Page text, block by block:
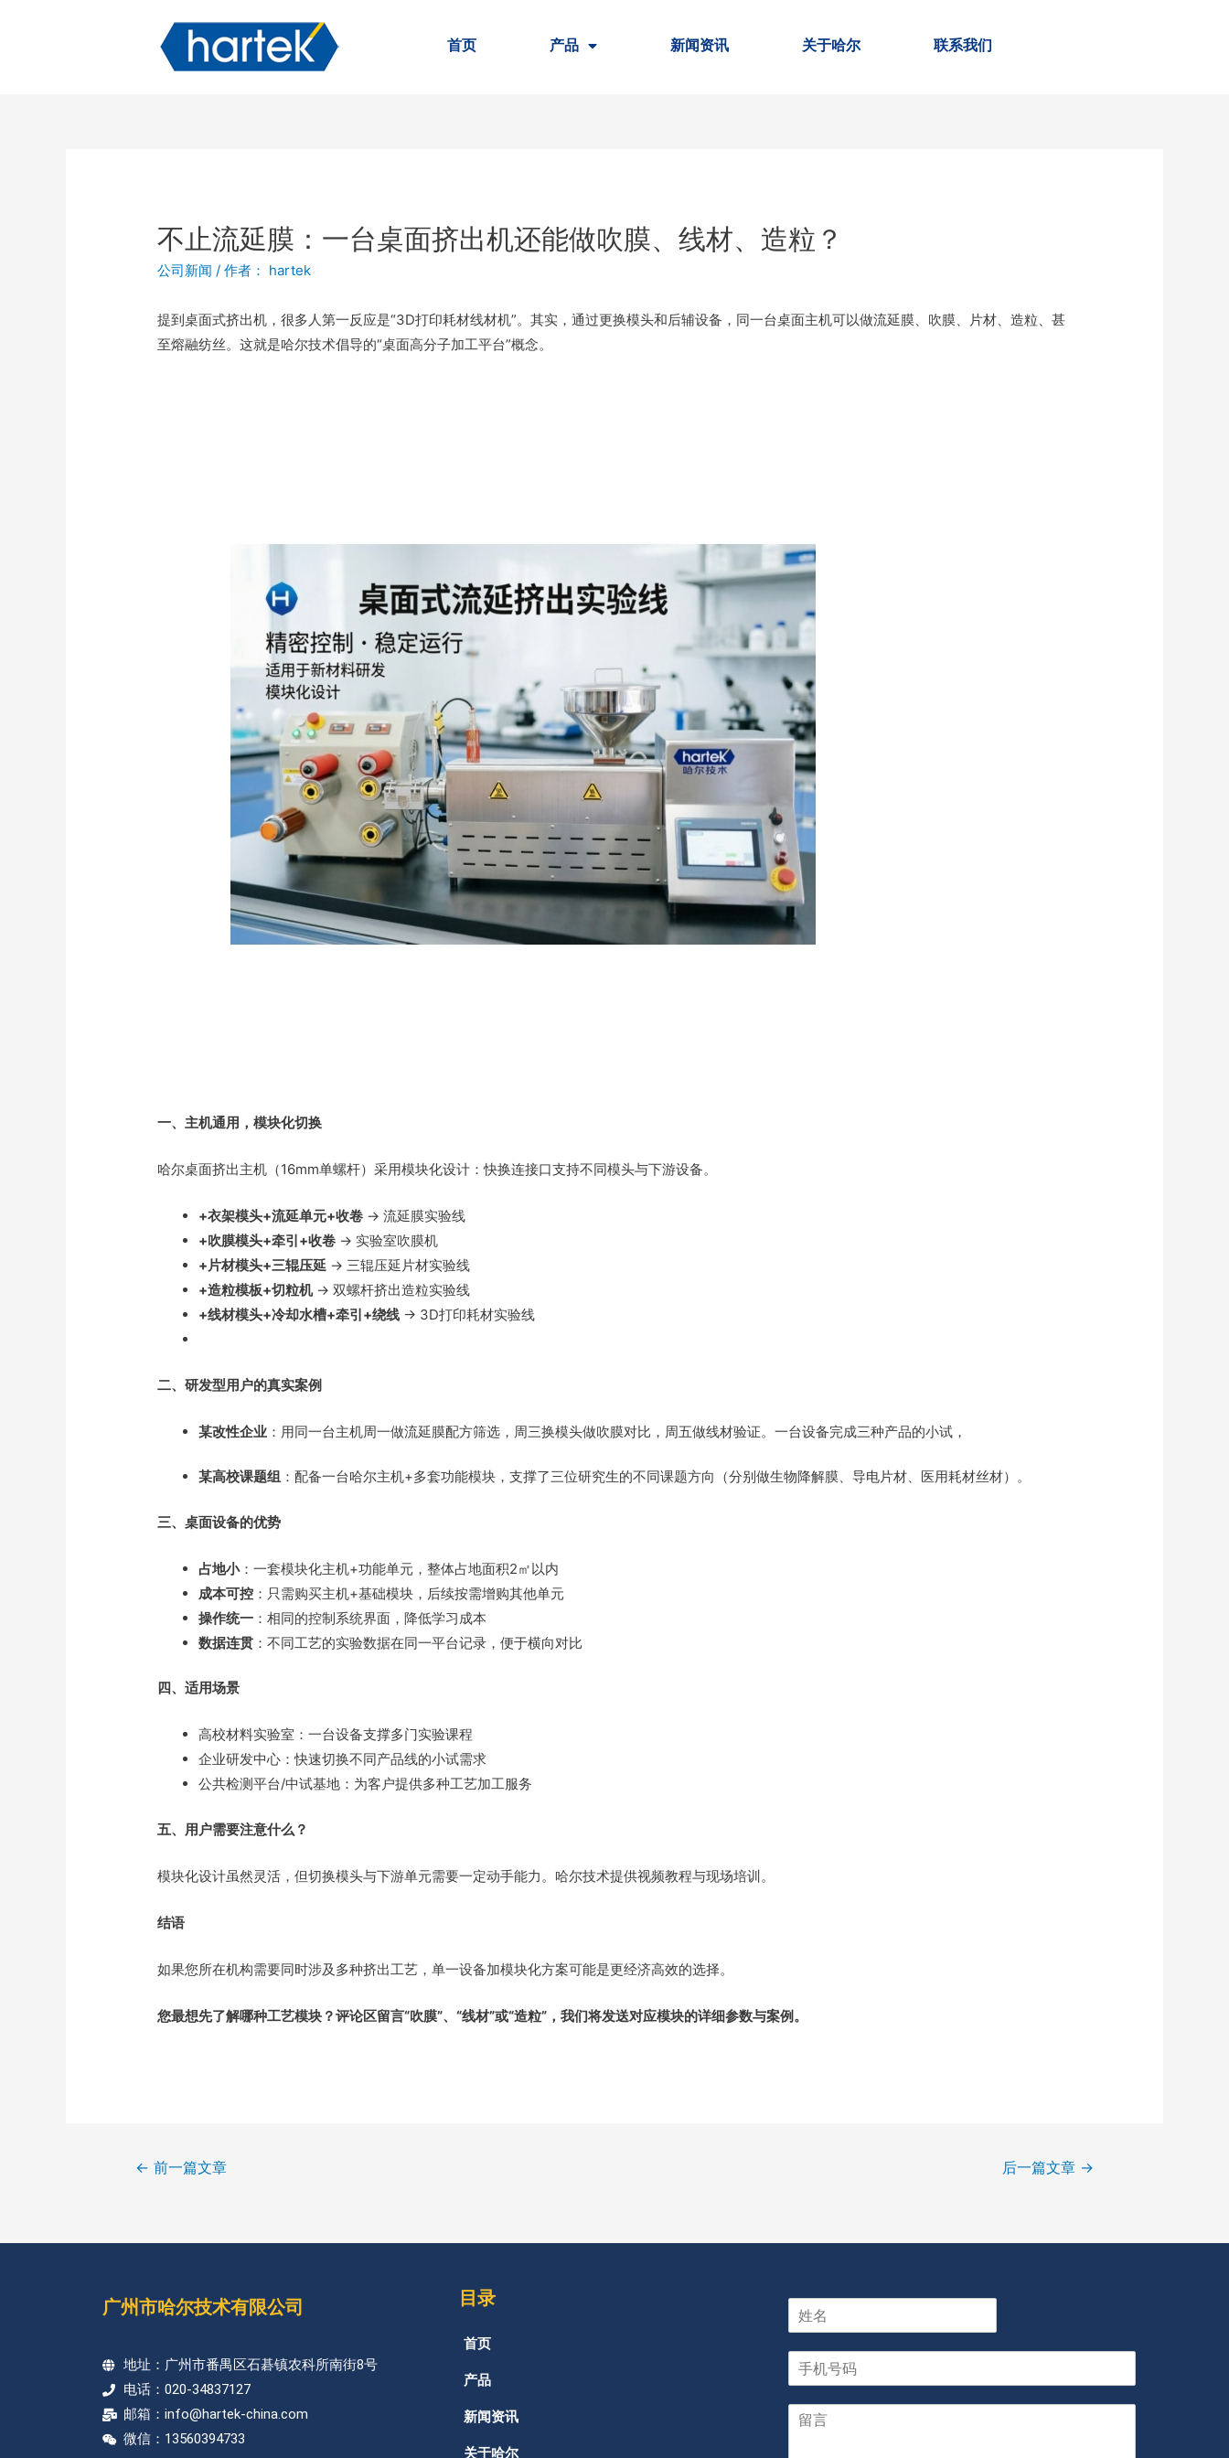
首页 产品 新闻资讯 关于哈尔 联系我们
不止流延膜：一台桌面挤出机还能做吹膜、线材、造粒？
公司新闻 / 作者： hartek
提到桌面式挤出机，很多人第一反应是“3D打印耗材线材机”。其实，通过更换模头和后辅设备，同一台桌面主机可以做流延膜、吹膜、片材、造粒、甚
至熔融纺丝。这就是哈尔技术倡导的“桌面高分子加工平台”概念。
一、主机通用，模块化切换
哈尔桌面挤出主机（16mm单螺杆）采用模块化设计：快换连接口支持不同模头与下游设备。
+衣架模头+流延单元+收卷 → 流延膜实验线
+吹膜模头+牵引+收卷 → 实验室吹膜机
+片材模头+三辊压延 → 三辊压延片材实验线
+造粒模板+切粒机→ 双螺杆挤出造粒实验线
+线材模头+冷却水槽+牵引+绕线 → 3D打印耗材实验线
二、研发型用户的真实案例
某改性企业 ：用同一台主机周一做流延膜配方筛选，周三换模头做吹膜对比，周五做线材验证。一台设备完成三种产品的小试，
某高校课题组 ：配备一台哈尔主机+多套功能模块，支撑了三位研究生的不同课题方向（分别做生物降解膜、导电片材、医用耗材丝材）。
三、桌面设备的优势
占地小：一套模块化主机+功能单元，整体占地面积2㎡以内
成本可控 ：只需购买主机+基础模块，后续按需增购其他单元
操作统一 ：相同的控制系统界面，降低学习成本
数据连贯 ：不同工艺的实验数据在同一平台记录，便于横向对比
四、适用场景
高校材料实验室：一台设备支撑多门实验课程
企业研发中心：快速切换不同产品线的小试需求
公共检测平台/中试基地：为客户提供多种工艺加工服务
五、用户需要注意什么？
模块化设计虽然灵活，但切换模头与下游单元需要一定动手能力。哈尔技术提供视频教程与现场培训。
结语
如果您所在机构需要同时涉及多种挤出工艺，单一设备加模块化方案可能是更经济高效的选择。
您最想先了解哪种工艺模块？评论区留言“吹膜”、“线材”或“造粒”，我们将发送对应模块的详细参数与案例。
← 前一篇文章 后一篇文章 →
广州市哈尔技术有限公司
地址：广州市番禺区石碁镇农科所南街8号
电话：020-34837127
邮箱：info@hartek-china.com
微信：13560394733
目录
首页
产品
新闻资讯
关于哈尔